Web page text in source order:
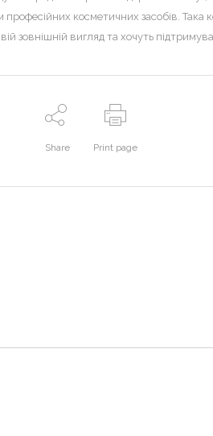
косметичних засобів.
зовнішній вигляд та хочуть
Share Print page